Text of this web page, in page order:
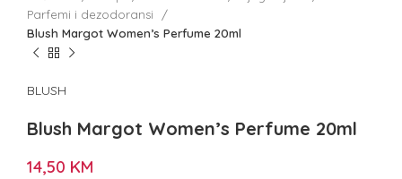
Parfemi i dezodoransi
Blush Margot Women’s Perfume 20ml
BLUSH
Blush Margot Women’s Perfume 20ml
14,50 KM